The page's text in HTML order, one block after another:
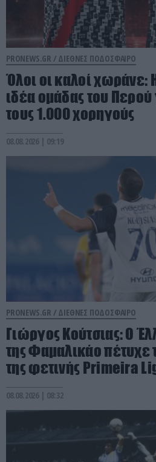
PRONEWS.GR / ΔΙΕΘΝΕΣ ΠΟΔΟΣΦΑΙΡΟ
Όλοι οι καλοί χωράνε:
ιδέα ομάδας του Περού
τους 1.000 χορηγούς
08.08.2026 | 09:19
PRONEWS.GR / ΔΙΕΘΝΕΣ ΠΟΔΟΣΦΑΙΡΟ
Γιώργος Κούτσιας: Ο
της Φαμαλικάο πέτυχε
της φετινής Primeira
08.08.2026 | 08:32